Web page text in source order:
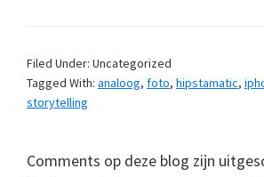
Filed Under: Uncategorized
Tagged With: analoog, foto, hipstamatic,
storytelling
Comments op deze blog zijn